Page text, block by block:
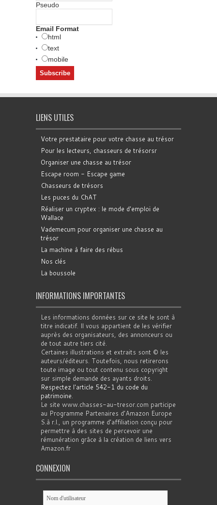
Pseudo
Email Format
html
text
mobile
LIENS UTILES
Votre prestataire pour votre chasse au trésor
Pour les lecteurs, chasseurs de trésorsr
Organiser une chasse au trésor
Escape room - Escape game
Chasseurs de trésors
Les puces du ChAT
Réaliser un cryptex : le mode d'emploi de
Wallace
Vademecum pour organiser une chasse au
trésor
La machine à faire des rébus
Nos clés
La boussole
INFORMATIONS IMPORTANTES
Les informations données sur ce site le sont à
titre indicatif. Il vous appartient de les vérifier
auprès des organisateurs, des annonceurs ou
de tout autre tiers cité.
Certaines illustrations et extraits sont © les
auteurs/éditeurs. Toutefois, nous retirerons
toute image ou tout contenu sous copyright
sur simple demande des ayants droits.
Respectez l'article 542-1 du code du
patrimoine.
Le site www.chasses-au-tresor.com participe
au Programme Partenaires d’Amazon Europe
S.à r.l., un programme d’affiliation conçu pour
permettre à des sites de percevoir une
rémunération grâce à la création de liens vers
Amazon.fr
CONNEXION